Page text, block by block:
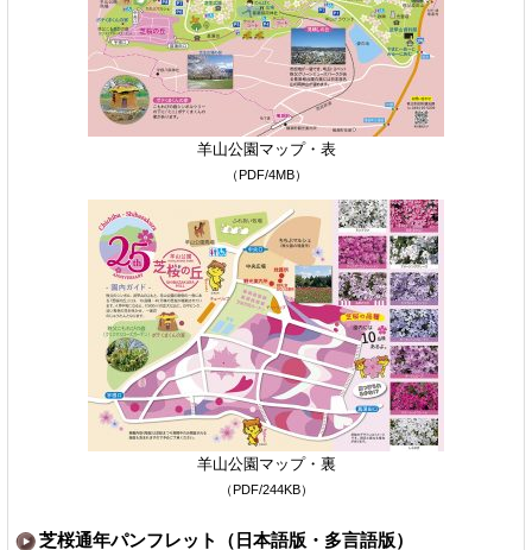
羊山公園マップ・表
（PDF/4MB）
羊山公園マップ・裏
（PDF/244KB）
芝桜通年パンフレット（日本語版・多言語版）